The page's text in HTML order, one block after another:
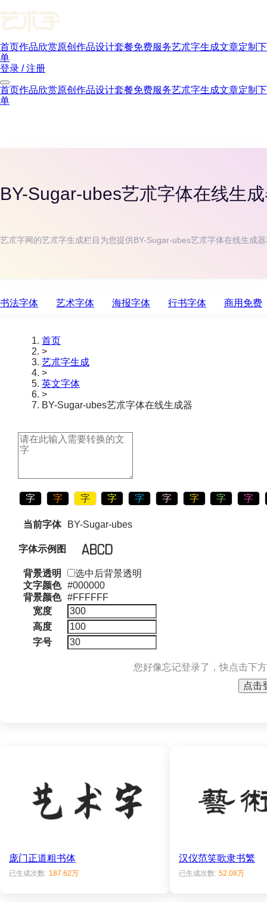
首页作品欣赏原创作品设计套餐免费服务艺朮字生成文章定制下
单
登录 / 注册
首页作品欣赏原创作品设计套餐免费服务艺朮字生成文章定制下
单
BY-Sugar-ubes艺朮字体在线生
艺朮字网的艺朮字生成栏目为您提供BY-Sugar-ubes艺朮字体在线生成
书法字体 艺术字体 海报字体 行书字体 商用免费
首页
>
艺朮字生成
>
英文字体
>
BY-Sugar-ubes艺朮字体在线生成器
字 字 字 字 字 字 字 字 字
当前字体 BY-Sugar-ubes
字体示例图
背景透明
选中后背景透明
文字颜色 #000000
背景颜色 #FFFFFF
宽度
高度
字号
您好像忘记登录了，快点击下
点击
庞门正道粗书体
已生成次数: 187.62万
汉仪范笑歌隶书繁
已生成次数: 52.08万